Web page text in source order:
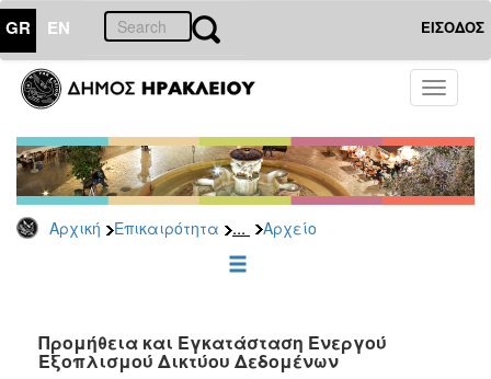
GR EN ΕΙΣΟΔΟΣ
Toggle
Αρχική Επικαιρότητα ... Αρχείο
ΕΠΙΚΑΙΡΟΤΗΤΑ
-
Δημοπρασίες
Αρχείο
2026
2022
Προμήθεια και Εγκατάσταση Ενεργού
Εξοπλισμού Δικτύου Δεδομένων